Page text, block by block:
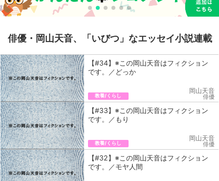
俳優・岡山天音、「いびつ」なエッセイ小説連載
【#34】※この岡山天音はフィクション
です。／どっか
教養/くらし
岡山天音
俳優
【#33】※この岡山天音はフィクション
です。／もり
教養/くらし
岡山天音
俳優
【#32】※この岡山天音はフィクション
です。／モヤ人間